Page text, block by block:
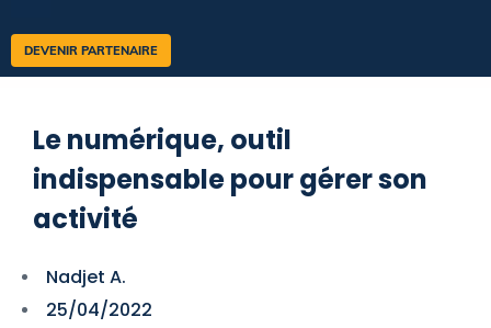
DEVENIR PARTENAIRE
Le numérique, outil
indispensable pour gérer son
activité
Nadjet A.
25/04/2022